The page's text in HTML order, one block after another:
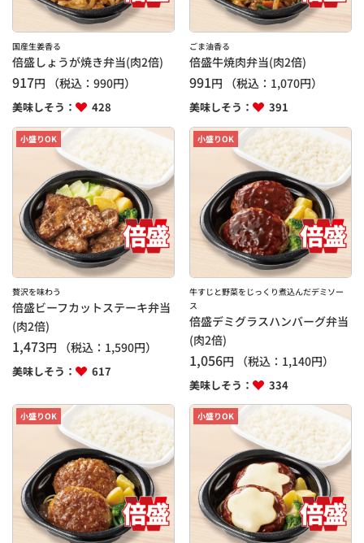
国産生姜香る
倍盛しょうが焼き弁当(肉2倍)
917円 （税込： 990円）
美味しそう： 428
ごま油香る
倍盛牛焼肉弁当(肉2倍)
991円 （税込： 1,070円）
美味しそう： 391
小盛りOK
贅沢を味わう
倍盛ビーフカットステーキ弁当
(肉2倍)
1,473円 （税込： 1,590円）
美味しそう： 617
小盛りOK
牛すじと野菜をじっくり煮込んだデミソー
ス
倍盛デミグラスハンバーグ弁当
(肉2倍)
1,056円 （税込： 1,140円）
美味しそう： 334
小盛りOK 小盛りOK